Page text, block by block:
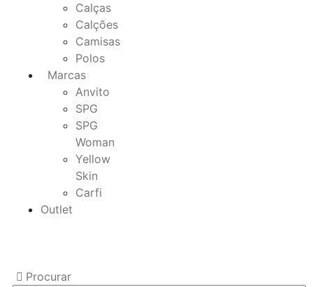
Calças
Calções
Camisas
Polos
Marcas
Anvito
SPG
SPG
Woman
Yellow
Skin
Carfi
Outlet
Procurar